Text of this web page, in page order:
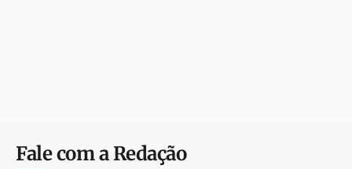
Fale com a Redação